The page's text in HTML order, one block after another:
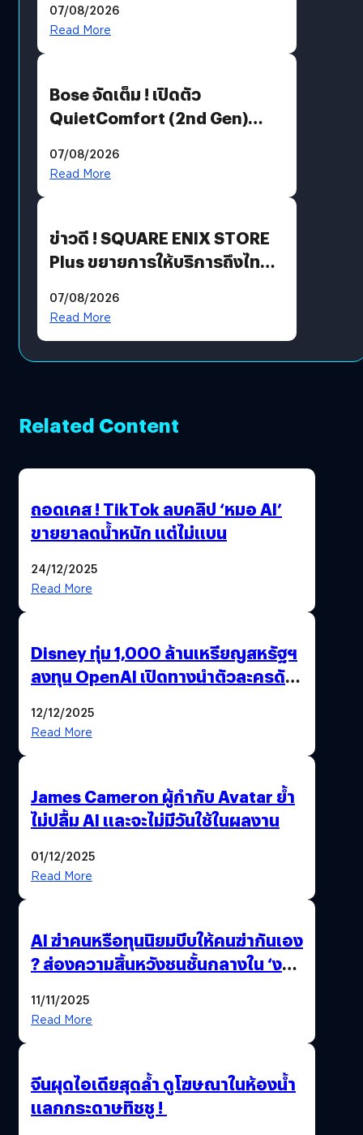
มีภาษาไทยด้วย
07/08/2026
Read More
Bose จัดเต็ม ! เปิดตัว
QuietComfort (2nd Gen)
07/08/2026
Read More
ข่าวดี ! SQUARE ENIX STORE
Plus ขยายการให้บริการถึงไทย
โดยตรง
07/08/2026
Read More
Related Content
ถอดเคส ! TikTok ลบคลิป ‘หมอ AI’
ขายยาลดน้ำหนัก แต่ไม่แบน
24/12/2025
Read More
Disney ทุ่ม 1,000 ล้านเหรียญสหรัฐฯ
ลงทุน OpenAI เปิดทางนำตัวละครดัง
12/12/2025
Read More
James Cameron ผู้กำกับ Avatar ย้ำ
ไม่ปลื้ม AI และจะไม่มีวันใช้ในผลงาน
01/12/2025
Read More
AI ฆ่าคนหรือทุนนิยมบีบให้คนฆ่ากันเอง
? ส่องความสิ้นหวังชนชั้นกลางใน ‘งาน
11/11/2025
Read More
จีนผุดไอเดียสุดล้ำ ดูโฆษณาในห้องน้ำ
แลกกระดาษทิชชู !